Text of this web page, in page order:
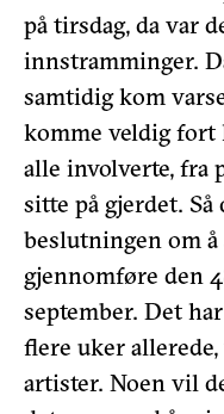
på tirsdag, da var
innstramminger.
samtidig kom
komme veldig fort
alle involverte, fra
sitte på gjerdet.
beslutningen om å
gjennomføre den
september. Det
flere uker
artister. Noen vil